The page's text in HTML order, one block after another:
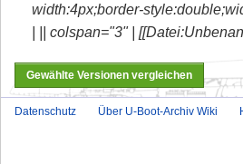
width:4px;border-
| || colspan="3" |
Datenschutz Über U-Boot-Archiv Wiki